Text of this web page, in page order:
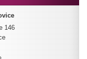
146